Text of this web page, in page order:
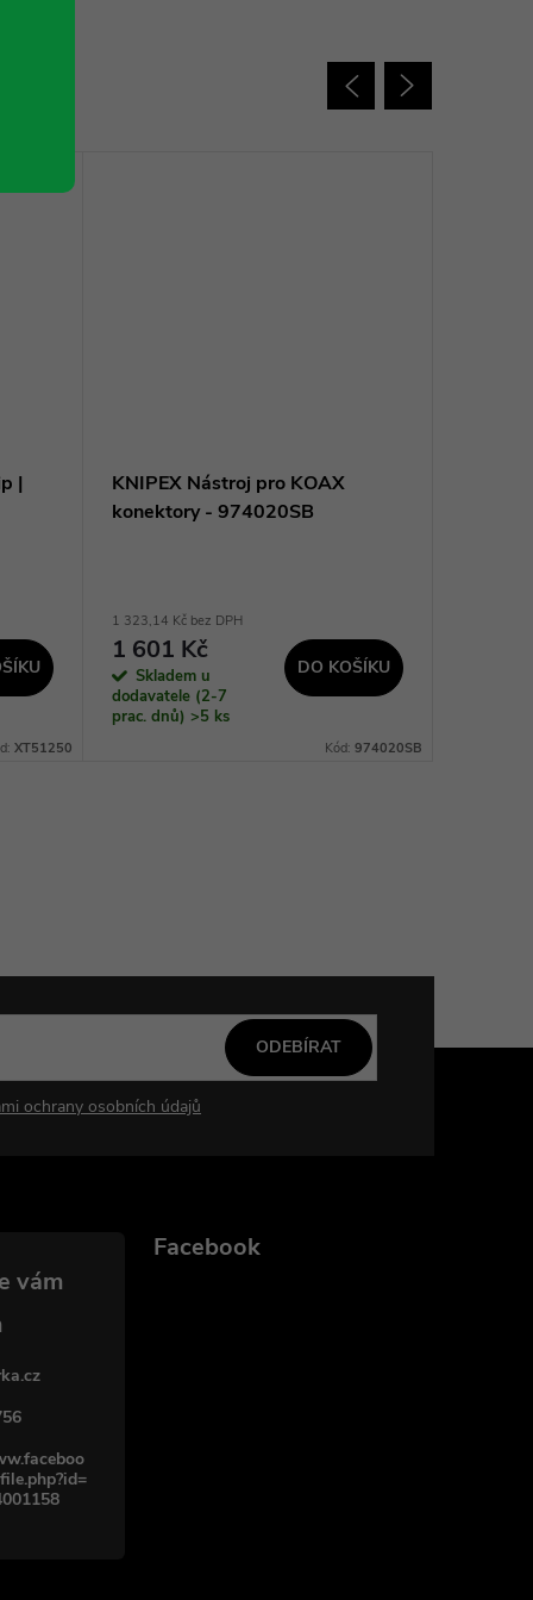
|
XT51250
KNIPEX Nástroj pro KOAX
konektory - 974020SB
1 323,14 Kč bez DPH
1 601 Kč
Skladem u
dodavatele (2-7
prac. dnů) >5 ks
DO KOŠÍKU
Kód: 974020SB
ochrany osobních údajů
ODEBÍRAT
Facebook